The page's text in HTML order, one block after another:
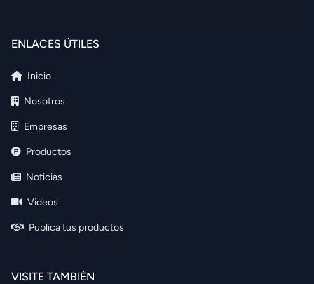
ENLACES ÚTILES
Inicio
Nosotros
Empresas
Productos
Noticias
Videos
Publica tus productos
VISITE TAMBIÉN